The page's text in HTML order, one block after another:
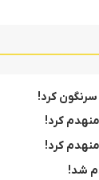
سرنگون کرد!
کرد!
منهدم کرد!
شد!